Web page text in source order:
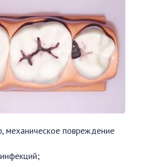
механическое повреждение